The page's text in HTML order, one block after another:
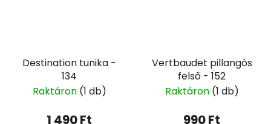
Destination tunika -
134
Raktáron (1 db)
1 490 Ft
Vertbaudet pillangós
felső - 152
Raktáron (1 db)
990 Ft